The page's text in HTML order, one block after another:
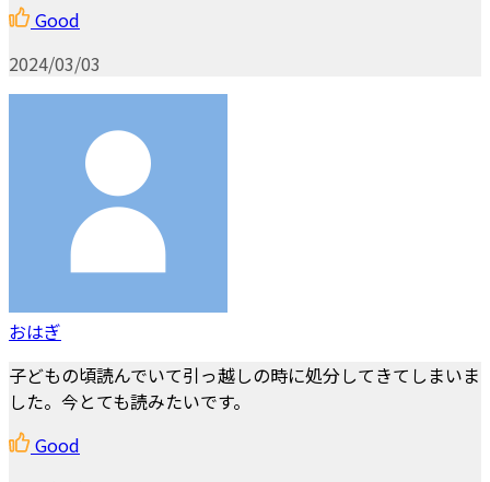
Good
2024/03/03
おはぎ
子どもの頃読んでいて引っ越しの時に処分してきてしまいま
した。今とても読みたいです。
Good